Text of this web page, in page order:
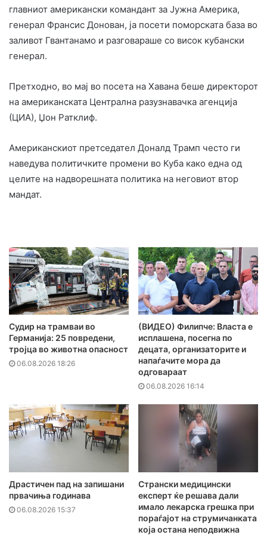
главниот американски командант за Јужна Америка,
генерал Франсис Донован, ја посети поморската база во
заливот Гвантанамо и разговараше со висок кубански
генерал.
Претходно, во мај во посета на Хавана беше директорот
на американската Централна разузнавачка агенција
(ЦИА), Џон Ратклиф.
Американскиот претседател Доналд Трамп често ги
наведува политичките промени во Куба како една од
целите на надворешната политика на неговиот втор
мандат.
Судир на трамваи во
Германија: 25 повредени,
тројца во животна опасност
06.08.2026 18:26
(ВИДЕО) Филипче: Власта е
исплашена, посегна по
децата, организаторите и
напаѓачите мора да
одговараат
06.08.2026 16:14
Драстичен пад на запишани
првачиња годинава
06.08.2026 15:37
Странски медицински
експерт ќе решава дали
имало лекарска грешка при
пораѓајот на струмичанката
која остана неподвижна